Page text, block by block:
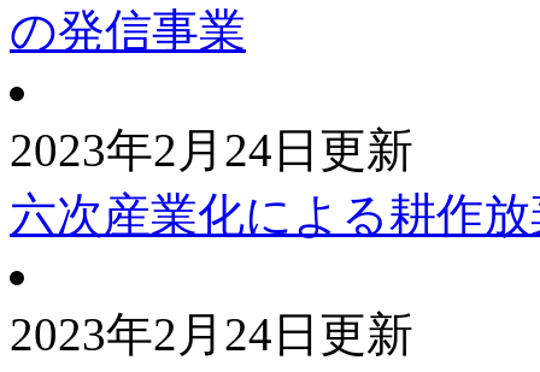
の発信事業
2023年2月24日更新
六次産業化による耕作
2023年2月24日更新